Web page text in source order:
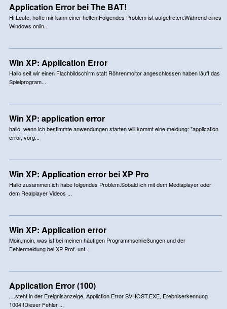
Application Error bei The BAT!
Hi Leute, hoffe mir kann einer helfen.Folgendes Problem ist aufgetreten:Während eines
Windows onlin...
Win XP: Application Error
Hallo seit wir einen Flachbildschirm statt Röhrenmoitor angeschlossen haben läuft das
Spielprogram...
Win XP: application error
hallo, wenn ich bestimmte anwendungen starten will kommt eine meldung: "application
error, vorg...
Win XP: Application error bei XP Pro
Hallo zusammen,ich habe folgendes Problem.Sobald ich mit dem Mediaplayer oder
dem Realplayer Videos ...
Win XP: Application error
Moin,moin, was ist bei meinen häufigen Programmschließungen und der
Fehlermeldung bei XP Prof. unt...
Application Error (100)
,...steht in der Ereignisanzeige, Appliction Error SVHOST.EXE, Erebniserkennung
1004!!Dieser Fehler ...